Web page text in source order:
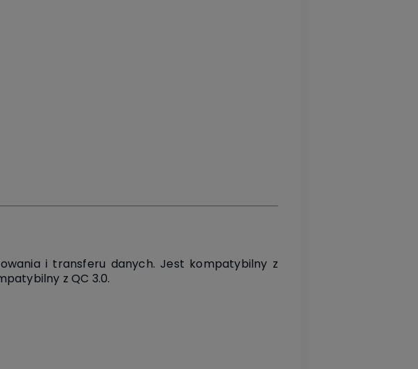
i transferu danych. Jest kompatybilny z
z QC 3.0.